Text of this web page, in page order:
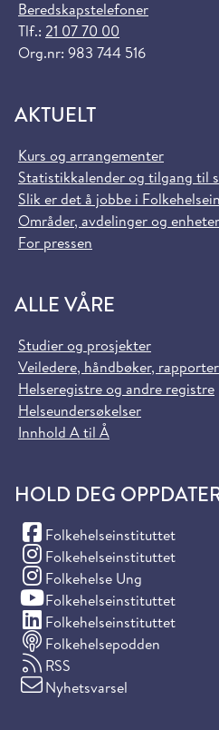
Beredskapstelefoner
Tlf.: 21 07 70 00
Org.nr: 983 744 516
AKTUELT
Kurs og arrangementer
Statistikkalender og tilgang til
Slik er det å jobbe i
Områder, avdelinger og enheter
For pressen
ALLE VÅRE
Studier og prosjekter
Veiledere, håndbøker,
Helseregistre og andre registre
Helseundersøkelser
Innhold A til Å
HOLD DEG
Folkehelseinstituttet
(Facebook)
Folkehelseinstituttet
(Instagram)
Folkehelse Ung
(Instagram)
Folkehelseinstituttet
(YouTube)
Folkehelseinstituttet
(LinkedIn)
Folkehelsepodden
RSS
Nyhetsvarsel